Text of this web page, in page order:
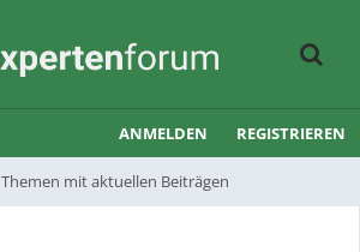
Themen mit aktuellen Beiträgen
ANMELDEN REGISTRIEREN